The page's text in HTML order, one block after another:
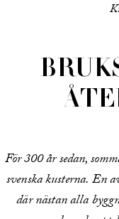
För 300 år sedan,
svenska kusterna. En
där nästan alla